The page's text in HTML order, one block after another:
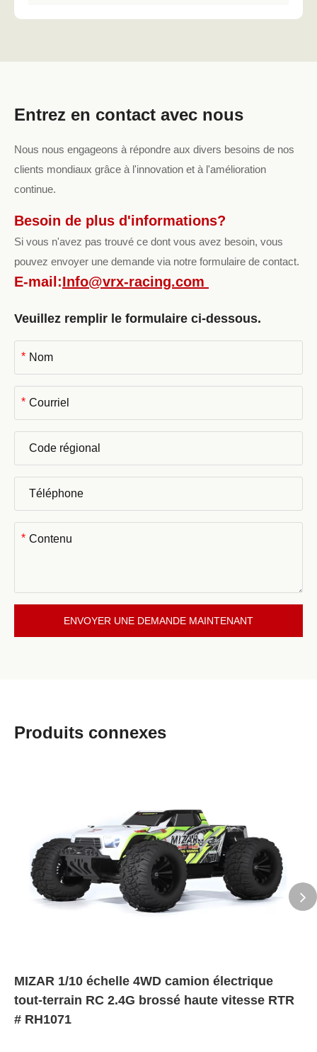
Entrez en contact avec nous
Nous nous engageons à répondre aux divers besoins de nos
clients mondiaux grâce à l'innovation et à l'amélioration
continue.
Besoin de plus d'informations?
Si vous n'avez pas trouvé ce dont vous avez besoin, vous
pouvez envoyer une demande via notre formulaire de contact.
E-mail:Info@vrx-racing.com
Veuillez remplir le formulaire ci-dessous.
*
*
*
ENVOYER UNE DEMANDE MAINTENANT
Produits connexes
MIZAR 1/10 échelle 4WD camion électrique
tout-terrain RC 2.4G brossé haute vitesse RTR
# RH1071